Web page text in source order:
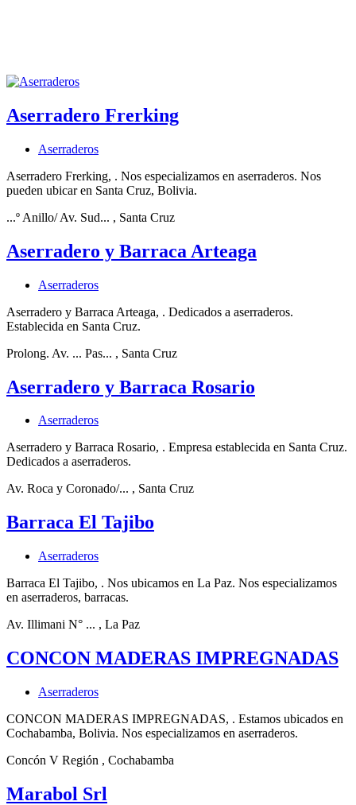
Aserradero Frerking
Aserraderos
Aserradero Frerking, . Nos especializamos en aserraderos. Nos
pueden ubicar en Santa Cruz, Bolivia.
...º Anillo/ Av. Sud... , Santa Cruz
Aserradero y Barraca Arteaga
Aserraderos
Aserradero y Barraca Arteaga, . Dedicados a aserraderos.
Establecida en Santa Cruz.
Prolong. Av. ... Pas... , Santa Cruz
Aserradero y Barraca Rosario
Aserraderos
Aserradero y Barraca Rosario, . Empresa establecida en Santa Cruz.
Dedicados a aserraderos.
Av. Roca y Coronado/... , Santa Cruz
Barraca El Tajibo
Aserraderos
Barraca El Tajibo, . Nos ubicamos en La Paz. Nos especializamos
en aserraderos, barracas.
Av. Illimani N° ... , La Paz
CONCON MADERAS IMPREGNADAS
Aserraderos
CONCON MADERAS IMPREGNADAS, . Estamos ubicados en
Cochabamba, Bolivia. Nos especializamos en aserraderos.
Concón V Región , Cochabamba
Marabol Srl